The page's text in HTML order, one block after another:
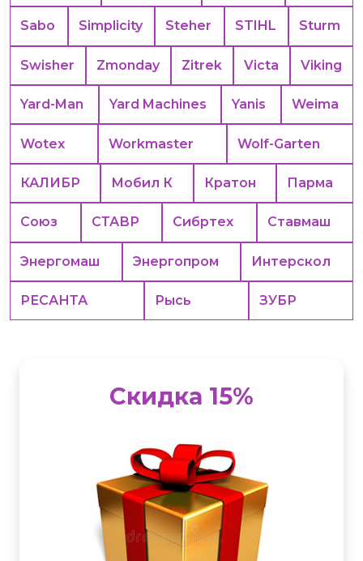
Sabo Simplicity Steher STIHL Sturm
Swisher Zmonday Zitrek Victa Viking
Yard-Man Yard Machines Yanis Weima
Wotex Workmaster Wolf-Garten
КАЛИБР Мобил К Кратон Парма
Союз СТАВР Сибртех Ставмаш
Энергомаш Энергопром Интерскол
РЕСАНТА Рысь ЗУБР
Скидка 15%